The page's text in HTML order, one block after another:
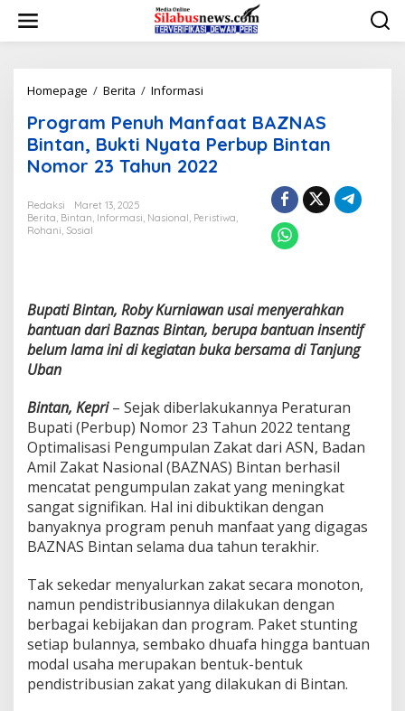
w
Homepage / Berita / Informasi
o
g
r
a
e
n
f
a
A
Z
N
A
S
B
i
n
t
n
B
u
k
t
N
Program Penuh Manfaat BAZNAS
Bintan, Bukti Nyata Perbup Bintan
Nomor 23 Tahun 2022
Redaksi
Maret 13, 2025
Berita, Bintan, Informasi, Nasional, Peristiwa,
Rohani, Sosial
Bupati Bintan, Roby Kurniawan usai menyerahkan
bantuan dari Baznas Bintan, berupa bantuan insentif
belum lama ini di kegiatan buka bersama di Tanjung
Uban
Bintan, Kepri– Sejak diberlakukannya Peraturan
Bupati (Perbup) Nomor 23 Tahun 2022 tentang
Optimalisasi Pengumpulan Zakat dari ASN, Badan
Amil Zakat Nasional (BAZNAS) Bintan berhasil
mencatat pengumpulan zakat yang meningkat
sangat signifikan. Hal ini dibuktikan dengan
banyaknya program penuh manfaat yang digagas
BAZNAS Bintan selama dua tahun terakhir.
Tak sekedar menyalurkan zakat secara monoton,
namun pendistribusiannya dilakukan dengan
berbagai kebijakan dan program. Paket stunting
setiap bulannya, sembako dhuafa hingga bantuan
modal usaha merupakan bentuk-bentuk
pendistribusian zakat yang dilakukan di Bintan.